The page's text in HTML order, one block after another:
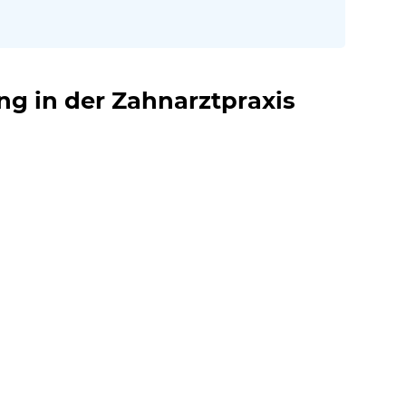
von Berlin?
in der Zahnarztpraxis